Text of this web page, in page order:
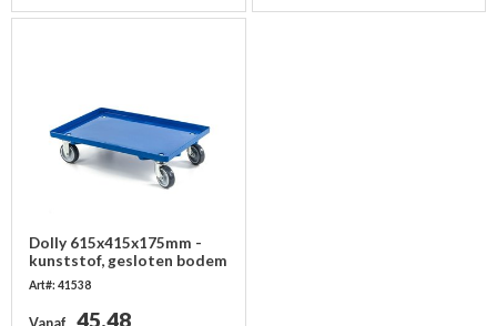
Dolly 615x415x175mm -
kunststof, gesloten bodem
Art#: 41538
45,48